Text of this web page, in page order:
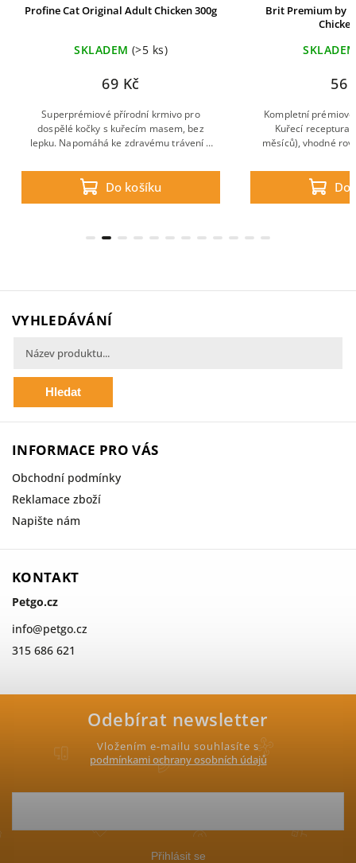
Profine Cat Original Adult Chicken 300g
SKLADEM (>5 ks)
69 Kč
Do košíku
Superprémiové přírodní krmivo pro
dospělé kočky s kuřecím masem, bez
lepku. Napomáhá ke zdravému trávení a
Brit Premium by
56
Do
Kompletní
Kuřecí receptura
měsíců), vhodné
Odebírat newsletter
Vložením e-mailu souhlasíte s
podmínkami ochrany osobních údajů
Přihlásit se
VYHLEDÁVÁNÍ
Hledat
INFORMACE PRO VÁS
Obchodní podmínky
Reklamace zboží
Napište nám
KONTAKT
Petgo.cz
info@petgo.cz
315 686 621